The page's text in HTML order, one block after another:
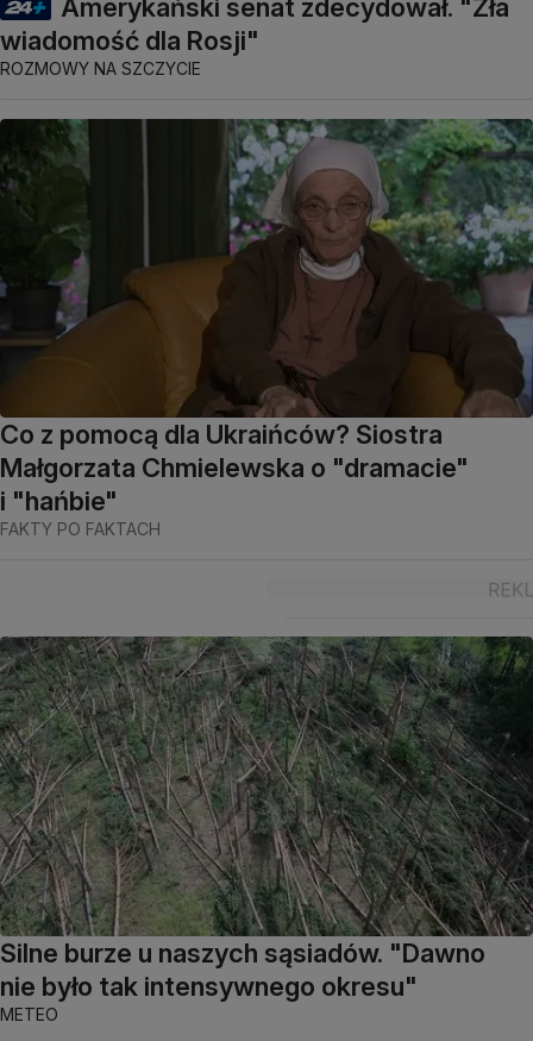
Amerykański senat zdecydował. "Zła
wiadomość dla Rosji"
ROZMOWY NA SZCZYCIE
Co z pomocą dla Ukraińców? Siostra
Małgorzata Chmielewska o "dramacie"
i "hańbie"
FAKTY PO FAKTACH
Silne burze u naszych sąsiadów. "Dawno
nie było tak intensywnego okresu"
METEO